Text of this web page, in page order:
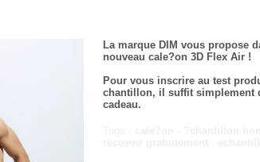
La marque DIM vous propose
nouveau cale?on 3D Flex Air !
Pour vous inscrire au test
chantillon, il suffit simplement
cadeau.